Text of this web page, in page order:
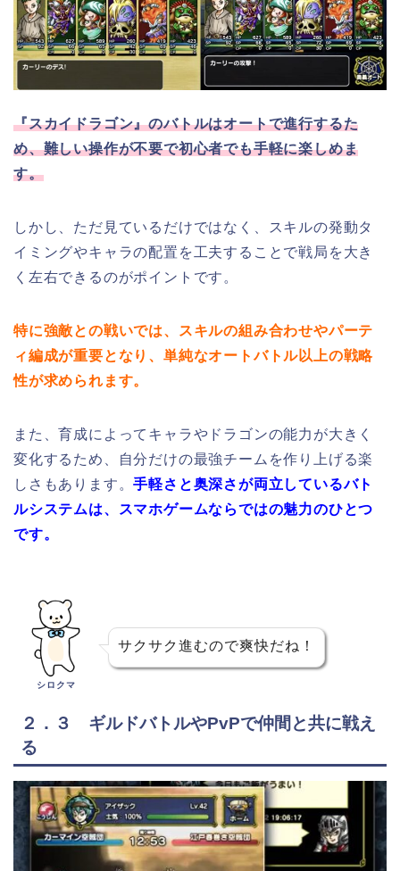
『スカイドラゴン』のバトルはオートで進行するた
め、難しい操作が不要で初心者でも手軽に楽しめま
す。
しかし、ただ見ているだけではなく、スキルの発動タ
イミングやキャラの配置を工夫することで戦局を大き
く左右できるのがポイントです。
特に強敵との戦いでは、スキルの組み合わせやパーテ
ィ編成が重要となり、単純なオートバトル以上の戦略
性が求められます。
また、育成によってキャラやドラゴンの能力が大きく
変化するため、自分だけの最強チームを作り上げる楽
しさもあります。手軽さと奥深さが両立しているバト
ルシステムは、スマホゲームならではの魅力のひとつ
です。
シロクマ
サクサク進むので爽快だね！
２．３ ギルドバトルやPvPで仲間と共に戦え
る